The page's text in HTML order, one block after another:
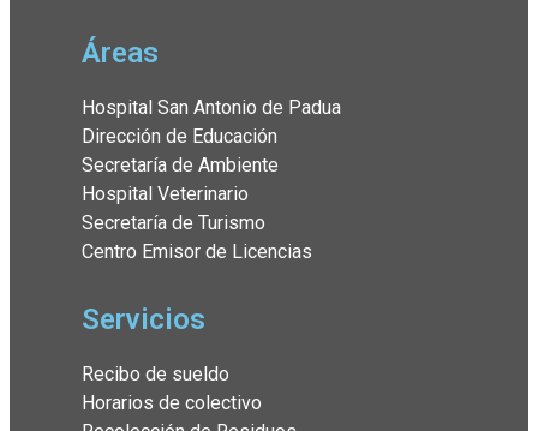
Áreas
Hospital San Antonio de Padua
Dirección de Educación
Secretaría de Ambiente
Hospital Veterinario
Secretaría de Turismo
Centro Emisor de Licencias
Servicios
Recibo de sueldo
Horarios de colectivo